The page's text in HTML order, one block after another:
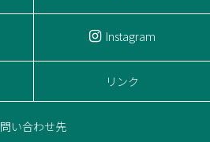
Instagram
リンク
問い合わせ先